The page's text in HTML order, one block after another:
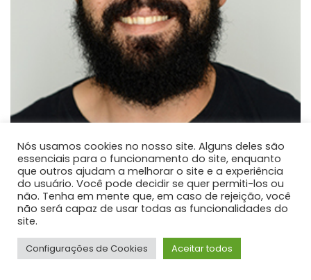
Paulo José dos Reis
PROFESSOR DE ENSINO SUPERIOR
Atualmente é professor adjunto na Universidade
Nós usamos cookies no nosso site. Alguns deles são
essenciais para o funcionamento do site, enquanto
que outros ajudam a melhorar o site e a experiência
do usuário. Você pode decidir se quer permiti-los ou
não. Tenha em mente que, em caso de rejeição, você
não será capaz de usar todas as funcionalidades do
site.
Configurações de Cookies Aceitar todos